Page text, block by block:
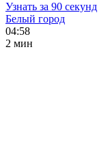
Узнать за 90 секунд
Белый город
04:58
2 мин